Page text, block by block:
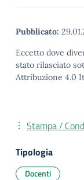
Pubblicato:
Eccetto dove
stato rilasciato
Attribuzione 4.0
Stampa /
Tipologia
Docenti